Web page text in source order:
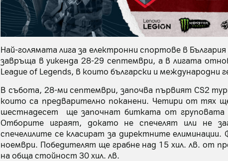
Най-голямата лига за електронни спортове в
завръща в уикенда 28-29 септември, а в лигата
League of Legends, в които български и международни
В събота, 28-ми септември, започва първият CS2
които са предварително поканени. Четири от тях
шестнадесет ще започнат битката от груповата
Отборите играят, докато не спечелят или не
спечелилите се класират за директните
ноември. Победителят ще грабне над 15 хил. лв. от
на обща стойност 30 хил. лв.